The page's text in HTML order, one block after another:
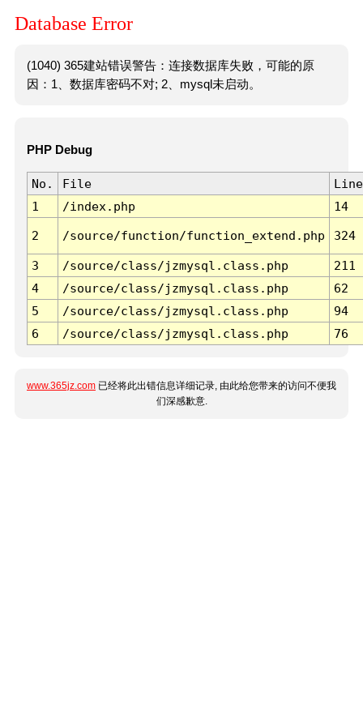
Database Error
(1040) 365建站错误警告：连接数据库失败，可能的原
因：1、数据库密码不对; 2、mysql未启动。
PHP Debug
No. File
Line
1
/index.php 14
2 /source/function/function_extend.php 324
3 /source/class/jzmysql.class.php
211
4
/source/class/jzmysql.class.php
62
5
/source/class/jzmysql.class.php
94
6
/source/class/jzmysql.class.php 76
www.365jz.com 已经将此出错信息详细记录, 由此给您带来的访问不便我
们深感歉意.